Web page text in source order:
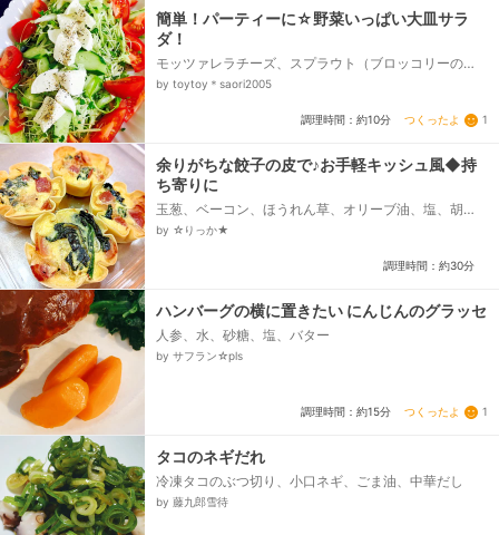
簡単！パーティーに☆野菜いっぱい大皿サラ
ダ！
モッツァレラチーズ、スプラウト（ブロッコリーの
芽）、トマト（小ぶりのもの）、きゅうり、キャベ
by toytoy＊saori2005
調理時間：約10分 つくったよ 1
余りがちな餃子の皮で♪お手軽キッシュ風◆持
ち寄りに
玉葱、ベーコン、ほうれん草、オリーブ油、塩、胡
椒、卵、粉チーズ、牛乳、生クリーム、餃子の皮
by ☆りっか★
調理時間：約30分
ハンバーグの横に置きたい にんじんのグラッセ
人参、水、砂糖、塩、バター
by サフラン☆pls
調理時間：約15分 つくったよ 1
タコのネギだれ
冷凍タコのぶつ切り、小口ネギ、ごま油、中華だし
by 藤九郎雪待